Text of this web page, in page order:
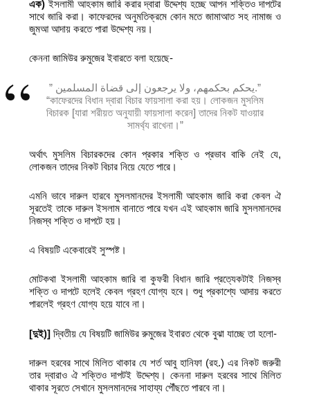
এক) ইসলামী আহকাম জারি করার দ্বারা উদ্দেশ্য হচ্ছে আপন শক্তিও দাপটের
সাথে জারি করা। কাফেরদের অনুমতিক্রমে কোন মতে জামাআত সহ নামাজ ও
জুমআ আদায় করতে পারা উদ্দেশ্য নয়।
কেননা জামিউর রুমুজের ইবারতে বলা হয়েছে-
” يحكم بحكمهم، ولا يرجعون إلى قضاة المسلمين.”
“কাফেরদের বিধান দ্বারা বিচার ফায়সালা করা হয়। লোকজন মুসলিম
বিচারক [যারা শরীয়ত অনুযায়ী ফায়সালা করেন] তাদের নিকট যাওয়ার
সামর্থ্য রাখেনা।”
অর্থাৎ মুসলিম বিচারকদের কোন প্রকার শক্তি ও প্রভাব বাকি নেই যে,
লোকজন তাদের নিকট বিচার নিয়ে যেতে পারে।
এমনি ভাবে দারুল হারবে মুসলমানদের ইসলামী আহকাম জারি করা কেবল ঐ
সূরতেই তাকে দারুল ইসলাম বানাতে পারে যখন এই আহকাম জারি মুসলমানদের
নিজস্ব শক্তি ও দাপটে হয়।
এ বিষয়টি একেবারেই সুস্পষ্ট।
মোটকথা ইসলামী আহকাম জারি বা কুফরী বিধান জারি প্রত্যেকটাই নিজস্ব
শক্তি ও দাপটে হলেই কেবল গ্রহণ যোগ্য হবে। শুধু প্রকাশ্যে আদায় করতে
পারলেই গ্রহণ যোগ্য হয়ে যাবে না।
[দুই)] দ্বিতীয় যে বিষয়টি জামিউর রুমুজের ইবারত থেকে বুঝা যাচ্ছে তা হলো-
দারুল হরবের সাথে মিলিত থাকার যে শর্ত আবু হানিফা (রহ.) এর নিকট জরুরী
তার দ্বারাও ঐ শক্তিও দাপটই উদ্দেশ্য। কেননা দারুল হরবের সাথে মিলিত
থাকার সূরতে সেখানে মুসলমানদের সাহায্য পৌঁছতে পারবে না।